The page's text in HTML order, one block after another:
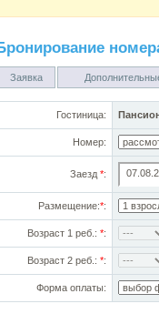
Заявка
Гостиница:
Номер:
Заезд *:
Размещение:*:
Возраст 1 реб.: *:
Возраст 2 реб.: *:
Форма оплаты: